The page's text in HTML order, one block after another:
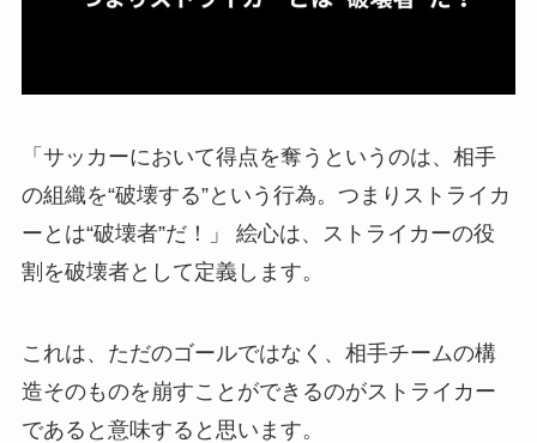
「サッカーにおいて得点を奪うというのは、相手
の組織を“破壊する”という行為。つまりストライカ
ーとは“破壊者”だ！」 絵心は、ストライカーの役
割を破壊者として定義します。
これは、ただのゴールではなく、相手チームの構
造そのものを崩すことができるのがストライカー
であると意味すると思います。